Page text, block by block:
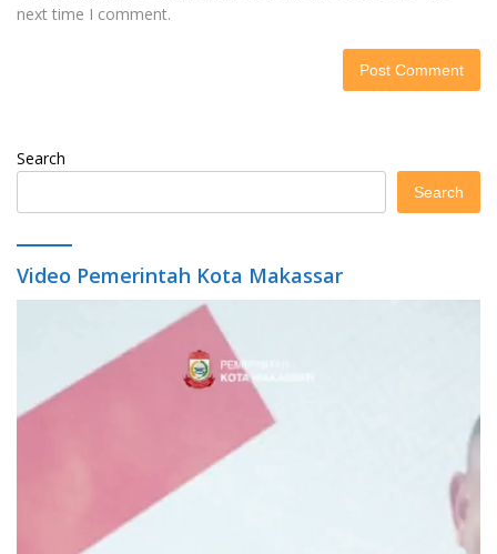
next time I comment.
Search
Search
Video Pemerintah Kota Makassar